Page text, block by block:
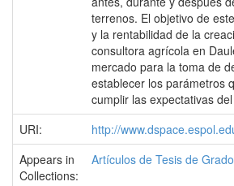
terrenos. El objetivo de
y la rentabilidad de la
consultora agrícola en
mercado para la toma de
establecer los parámetros
cumplir las expectativas
URI:
http://
Appears in
Collections:
Artículos de Tesis de